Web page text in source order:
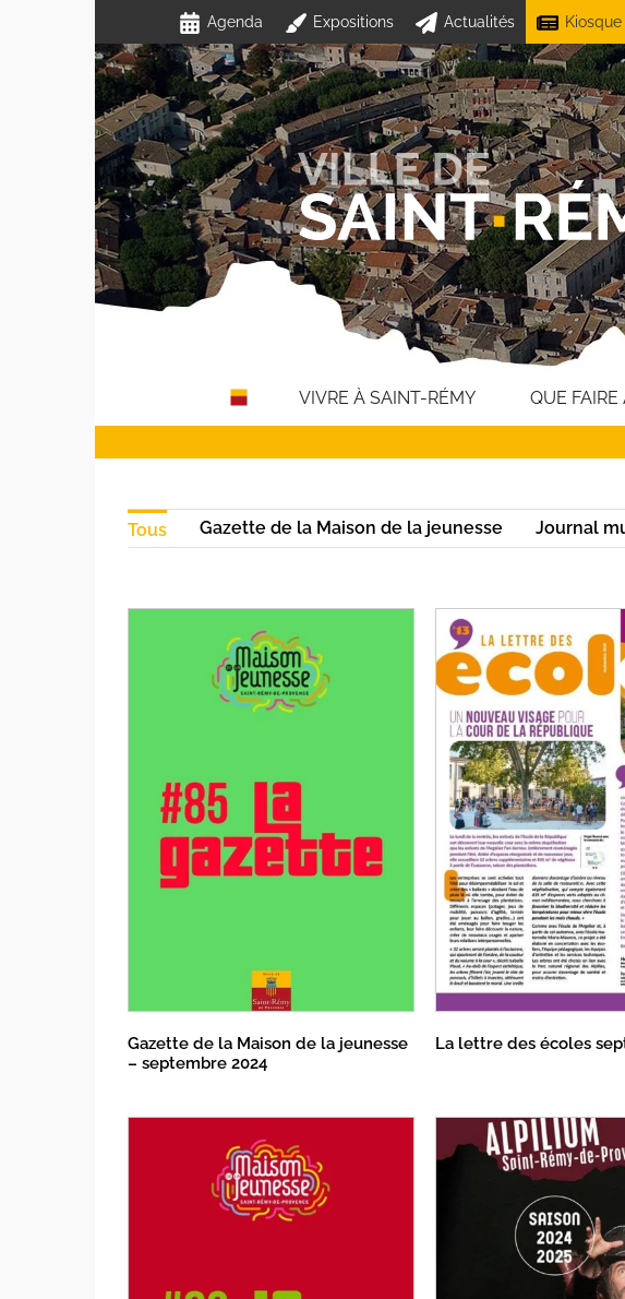
Agenda Expositions Actualités Kiosque
VIVRE À SAINT-RÉMY QUE
Tous Gazette de la Maison de la jeunesse Journal
Gazette de la Maison de la jeunesse
– septembre 2024
La lettre des écoles